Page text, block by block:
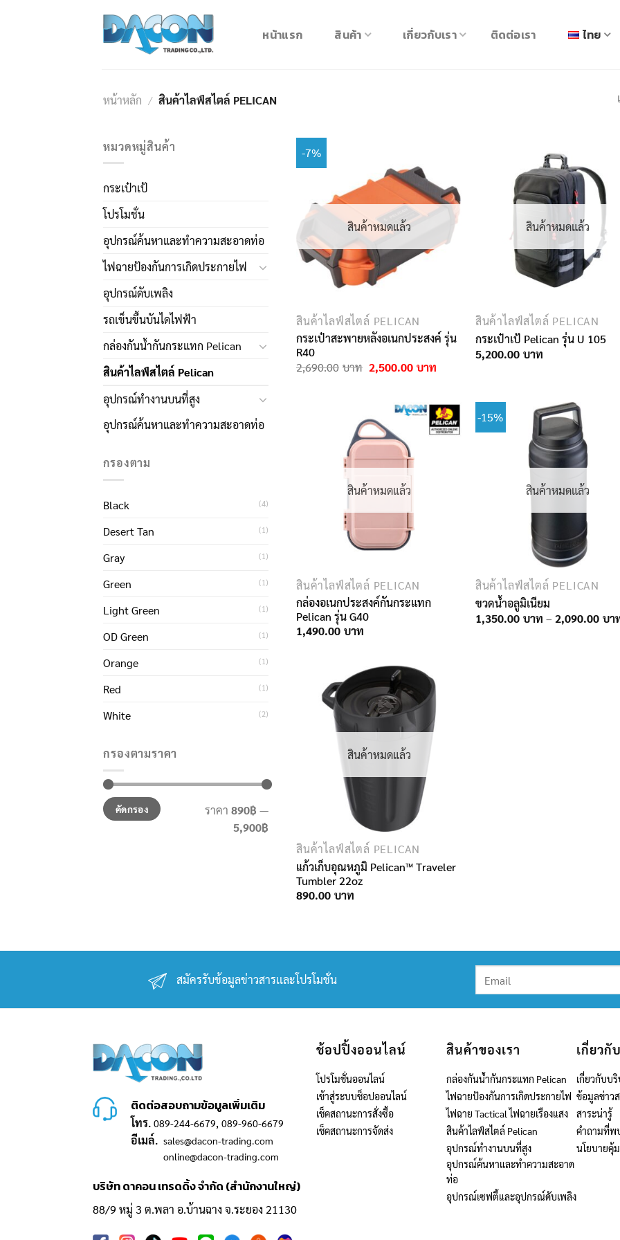
หน้าแรก สินค้า เกี่ยวกับเรา ติดต่อเรา ไทย
หน้าหลัก / สินค้าไลฟ์สไตล์ PELICAN
หมวดหมู่สินค้า
กระเป๋าเป้
โปรโมชั่น
อุปกรณ์ค้นหาและทำความสะอาดท่อ
ไฟฉายป้องกันการเกิดประกายไฟ
อุปกรณ์ดับเพลิง
รถเข็นขึ้นบันไดไฟฟ้า
กล่องกันน้ำกันกระแทก Pelican
สินค้าไลฟ์สไตล์ Pelican
อุปกรณ์ทำงานบนที่สูง
อุปกรณ์ค้นหาและทำความสะอาดท่อ
กรองตาม
Black (4)
Desert Tan (1)
Gray (1)
Green (1)
Light Green (1)
OD Green (1)
Orange (1)
Red (1)
White (2)
กรองตามราคา
ราคา
ต่ำ
ราคา
สูงสุด
คัดกรอง ราคา890฿ —
5,900฿
-7%
สินค้าหมดแล้ว
สินค้าไลฟ์สไตล์ PELICAN
กระเป๋าสะพายหลังอเนกประสงค์ รุ่น
R40
2,690.00
Original
price
2,500.00 Current
2,500.00฿.
สินค้าหมดแล้ว
สินค้าไลฟ์สไตล์ PELICAN
กระเป๋าเป้ Pelican รุ่น U 105
5,200.00
สินค้าหมดแล้ว
สินค้าไลฟ์สไตล์ PELICAN
กล่องอเนกประสงค์กันกระแทก
Pelican รุ่น G40
1,490.00
-15%
สินค้าหมดแล้ว
สินค้าไลฟ์สไตล์ PELICAN
ขวดน้ำอลูมิเนียม
1,350.00
– 2,090.00
สินค้าหมดแล้ว
สินค้าไลฟ์สไตล์ PELICAN
แก้วเก็บอุณหภูมิ Pelican™ Traveler
Tumbler 22oz
890.00
สมัครรับข้อมูลข่าวสารเเละโปรโมชั่น
ติดต่อสอบถามข้อมูลเพิ่มเติม
โทร. 089-244-6679,089-960-6679
อีเมล์. sales@dacon-trading.com
online@dacon-trading.com
บริษัท ดาคอน เทรดดิ้ง จำกัด (สำนักงานใหญ่)
88/9 หมู่ 3 ต.พลา อ.บ้านฉาง จ.ระยอง 21130
ช้อปปิ้งออนไลน์
โปรโมชั่นออนไลน์
เข้าสู่ระบบช็อปออนไลน์
เช็คสถานะการสั่งซื้อ
เช็คสถานะการจัดส่ง
สินค้าของเรา
กล่องกันน้ำกันกระแทก Pelican
ไฟฉายป้องกันการเกิดประกายไฟ
ไฟฉาย Tactical ไฟฉายเรืองแสง
สินค้าไลฟ์สไตล์ Pelican
อุปกรณ์ทำงานบนที่สูง
อุปกรณ์ค้นหาและทำความสะอาด
ท่อ
อุปกรณ์เซฟตี้และอุปกรณ์ดับเพลิง
เกี่ยวกั
เกี่ยวกับบ
ข้อมูลข่าว
สาระน่ารู้
คำถามที่พ
นโยบายคุ้